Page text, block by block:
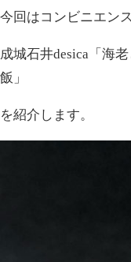
今回はコンビニエン
成城石井desica「海
飯」
を紹介します。